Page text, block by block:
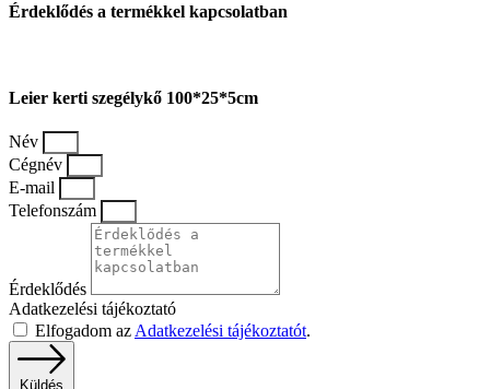
Érdeklődés a termékkel kapcsolatban
Leier kerti szegélykő 100*25*5cm
Név
Cégnév
E-mail
Telefonszám
Érdeklődés
Adatkezelési tájékoztató
Elfogadom az Adatkezelési tájékoztatót.
Küldés